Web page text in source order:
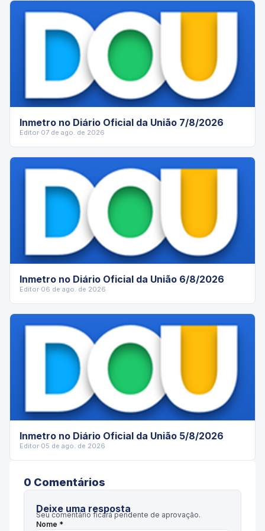
Inmetro no Diário Oficial da União 7/8/2026
Editor·07 de ago. de 2026
Inmetro no Diário Oficial da União 6/8/2026
Editor·06 de ago. de 2026
Inmetro no Diário Oficial da União 5/8/2026
Editor·05 de ago. de 2026
0 Comentários
Deixe uma resposta
Seu comentário ficará pendente de aprovação.
Nome *